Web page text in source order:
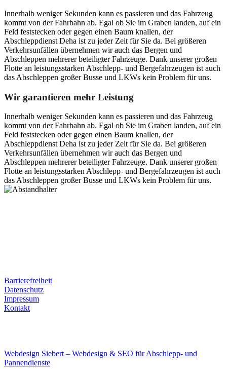
Innerhalb weniger Sekunden kann es passieren und das Fahrzeug
kommt von der Fahrbahn ab. Egal ob Sie im Graben landen, auf ein
Feld feststecken oder gegen einen Baum knallen, der
Abschleppdienst Deha ist zu jeder Zeit für Sie da. Bei größeren
Verkehrsunfällen übernehmen wir auch das Bergen und
Abschleppen mehrerer beteiligter Fahrzeuge. Dank unserer großen
Flotte an leistungsstarken Abschlepp- und Bergefahrzeugen ist auch
das Abschleppen großer Busse und LKWs kein Problem für uns.
Wir garantieren mehr Leistung
Innerhalb weniger Sekunden kann es passieren und das Fahrzeug
kommt von der Fahrbahn ab. Egal ob Sie im Graben landen, auf ein
Feld feststecken oder gegen einen Baum knallen, der
Abschleppdienst Deha ist zu jeder Zeit für Sie da. Bei größeren
Verkehrsunfällen übernehmen wir auch das Bergen und
Abschleppen mehrerer beteiligter Fahrzeuge. Dank unserer großen
Flotte an leistungsstarken Abschlepp- und Bergefahrzeugen ist auch
das Abschleppen großer Busse und LKWs kein Problem für uns.
Barrierefreiheit
Datenschutz
Impressum
Kontakt
Webdesign Siebert – Webdesign & SEO für Abschlepp- und
Pannendienste